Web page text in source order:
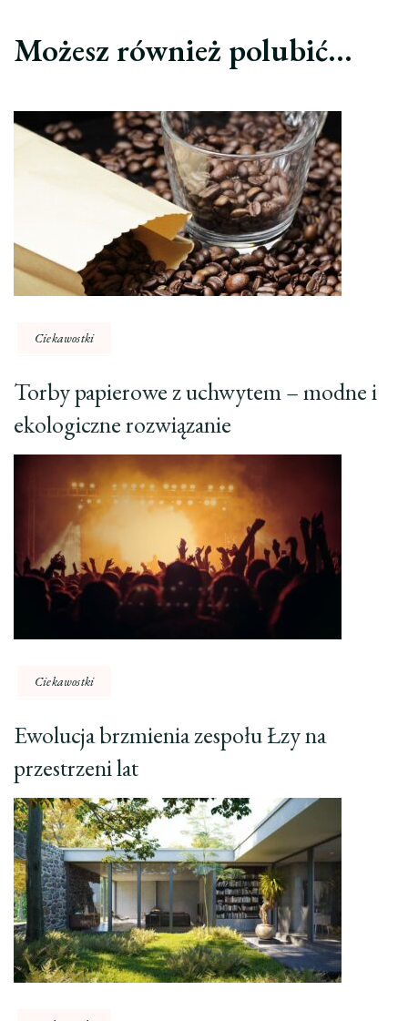
Możesz również polubić…
Ciekawostki
Torby papierowe z uchwytem – modne i
ekologiczne rozwiązanie
Ciekawostki
Ewolucja brzmienia zespołu Łzy na
przestrzeni lat